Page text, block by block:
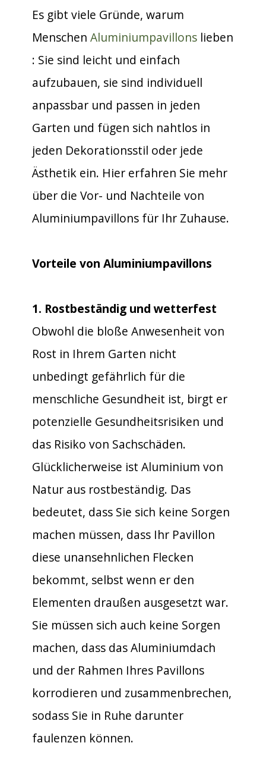
Es gibt viele Gründe, warum
Menschen Aluminiumpavillons lieben
: Sie sind leicht und einfach
aufzubauen, sie sind individuell
anpassbar und passen in jeden
Garten und fügen sich nahtlos in
jeden Dekorationsstil oder jede
Ästhetik ein. Hier erfahren Sie mehr
über die Vor- und Nachteile von
Aluminiumpavillons für Ihr Zuhause.
Vorteile von Aluminiumpavillons
1. Rostbeständig und wetterfest
Obwohl die bloße Anwesenheit von
Rost in Ihrem Garten nicht
unbedingt gefährlich für die
menschliche Gesundheit ist, birgt er
potenzielle Gesundheitsrisiken und
das Risiko von Sachschäden.
Glücklicherweise ist Aluminium von
Natur aus rostbeständig. Das
bedeutet, dass Sie sich keine Sorgen
machen müssen, dass Ihr Pavillon
diese unansehnlichen Flecken
bekommt, selbst wenn er den
Elementen draußen ausgesetzt war.
Sie müssen sich auch keine Sorgen
machen, dass das Aluminiumdach
und der Rahmen Ihres Pavillons
korrodieren und zusammenbrechen,
sodass Sie in Ruhe darunter
faulenzen können.